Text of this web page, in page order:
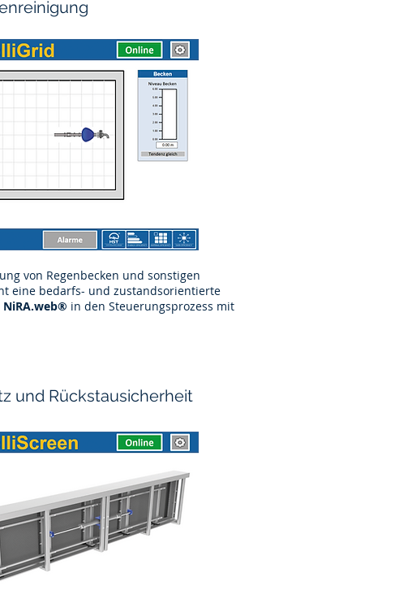
von Regenbecken und sonstigen
eine bedarfs- und zustandsorientierte
NiRA.web® in den Steuerungsprozess mit
und Rückstausicherheit